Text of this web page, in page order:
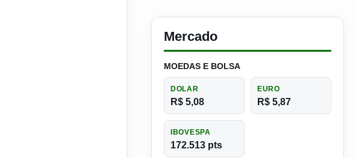
Mercado
MOEDAS E BOLSA
DOLAR
R$ 5,08
EURO
R$ 5,87
IBOVESPA
172.513 pts